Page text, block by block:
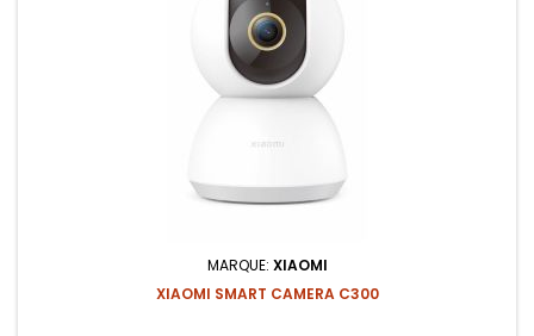
MARQUE: XIAOMI
XIAOMI SMART CAMERA C300